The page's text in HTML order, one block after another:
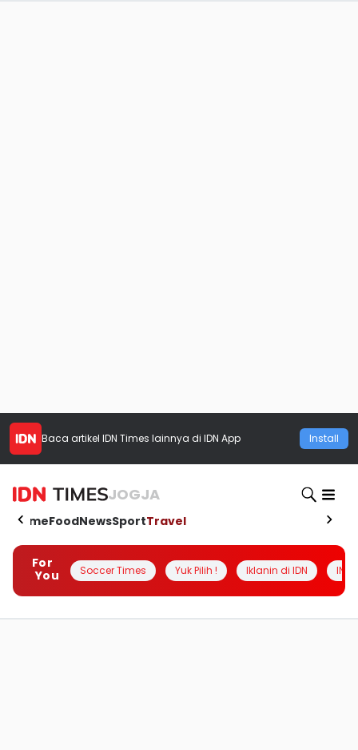
Baca artikel IDN Times lainnya di IDN App Install
JOGJA
HomeFoodNewsSportTravel
For
You
Soccer Times Yuk Pilih ! Iklanin di IDN